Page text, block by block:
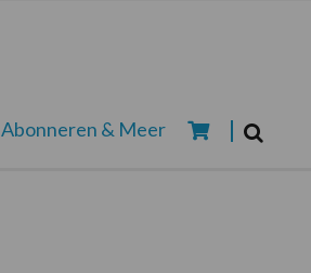
Abonneren & Meer